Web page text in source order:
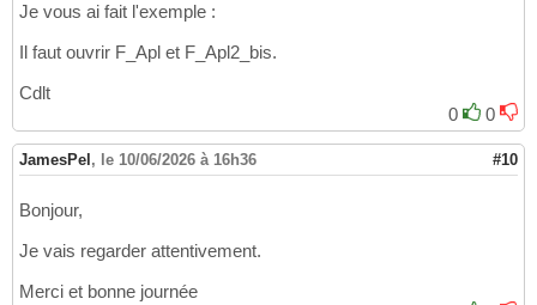
Je vous ai fait l'exemple :
Il faut ouvrir F_Apl et F_Apl2_bis.
Cdlt
0
0
JamesPel , le 10/06/2026 à 16h36 #10
Bonjour,
Je vais regarder attentivement.
Merci et bonne journée